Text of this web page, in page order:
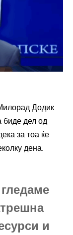
Додик
биде дел од
за тоа ќе
дена.
и